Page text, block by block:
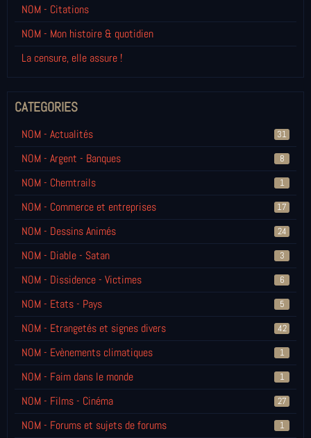
NOM - Citations
NOM - Mon histoire & quotidien
La censure, elle assure !
CATEGORIES
NOM - Actualités 31
NOM - Argent - Banques 8
NOM - Chemtrails 1
NOM - Commerce et entreprises 17
NOM - Dessins Animés 24
NOM - Diable - Satan 3
NOM - Dissidence - Victimes 6
NOM - Etats - Pays 5
NOM - Etrangetés et signes divers 42
NOM - Evènements climatiques 1
NOM - Faim dans le monde 1
NOM - Films - Cinéma 27
NOM - Forums et sujets de forums 1